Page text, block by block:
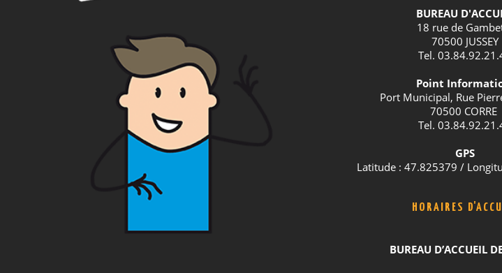
BUREAU
18 rue de
70500 JUSSEY
Tel.
Point
Port Municipal, Rue
70500 CORRE
Tel.
GPS
Latitude : 47.825379 /
HORAIRES
BUREAU D’ACCUEIL